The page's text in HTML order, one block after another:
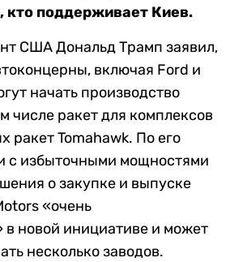
кто поддерживает Киев.
США Дональд Трамп заявил,
включая Ford и
начать производство
числе ракет для комплексов
ракет Tomahawk. По его
с избыточными мощностями
о закупке и выпуске
«очень
в новой инициативе и может
несколько заводов.